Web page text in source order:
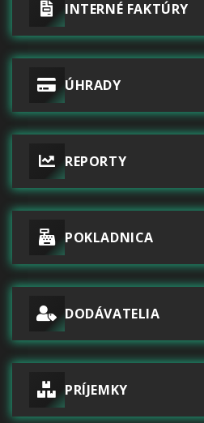
INTERNÉ FAKTÚRY
ÚHRADY
REPORTY
POKLADNICA
DODÁVATELIA
PRÍJEMKY